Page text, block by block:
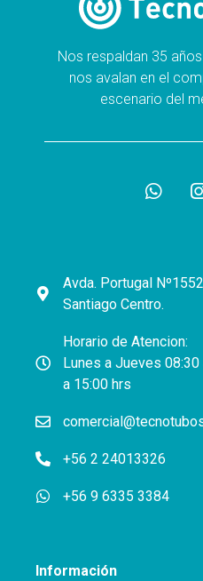
Nos respaldan 35
nos avalan en el
escenario del
Avda. Portugal
Santiago Centro.
Horario de Atencion:
Lunes a Jueves
a 15:00 hrs
+56 2 24013326
+56 9 6335 3384
Información